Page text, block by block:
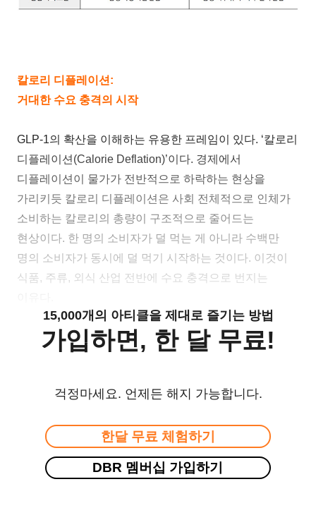
칼로리 디플레이션:
거대한 수요 충격의 시작
GLP-1의 확산을 이해하는 유용한 프레임이 있다. ‘칼로리
디플레이션(Calorie Deflation)’이다. 경제에서
디플레이션이 물가가 전반적으로 하락하는 현상을
가리키듯 칼로리 디플레이션은 사회 전체적으로 인체가
소비하는 칼로리의 총량이 구조적으로 줄어드는
현상이다. 한 명의 소비자가 덜 먹는 게 아니라 수백만
명의 소비자가 동시에 덜 먹기 시작하는 것이다. 이것이
식품, 주류, 외식 산업 전반에 수요 충격으로 번지는
15,000개의 아티클을 제대로 즐기는 방법
가입하면, 한 달 무료!
걱정마세요. 언제든 해지 가능합니다.
한달 무료 체험하기
DBR 멤버십 가입하기